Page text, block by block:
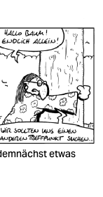
etwas